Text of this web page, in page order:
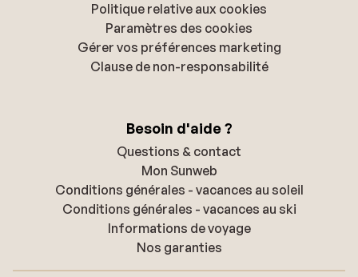
Politique relative aux cookies
Paramètres des cookies
Gérer vos préférences marketing
Clause de non-responsabilité
Besoin d'aide ?
Questions & contact
Mon Sunweb
Conditions générales - vacances au soleil
Conditions générales - vacances au ski
Informations de voyage
Nos garanties